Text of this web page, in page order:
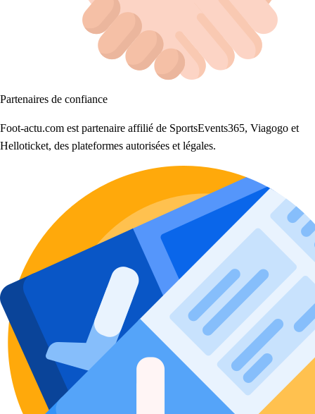
Partenaires de confiance
Foot-actu.com est partenaire affilié de SportsEvents365, Viagogo et
Helloticket, des plateformes autorisées et légales.